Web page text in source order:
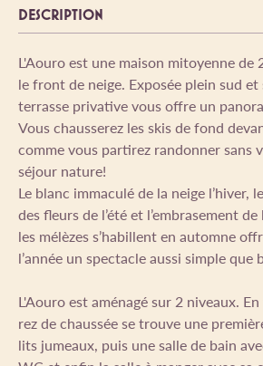
DESCRIPTION
L'Aouro est une maison mitoyenne de
le front de neige. Exposée plein sud et
terrasse privative vous offre un
Vous chausserez les skis de fond
comme vous partirez randonner sans
séjour nature!
Le blanc immaculé de la neige l’hiver,
des fleurs de l’été et l’embrasement
les mélèzes s’habillent en automne
l’année un spectacle aussi simple que
L'Aouro est aménagé sur 2 niveaux.
rez de chaussée se trouve une
lits jumeaux, puis une salle de bain